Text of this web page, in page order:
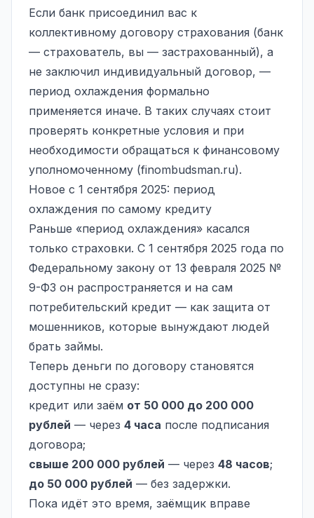
Если банк присоединил вас к
коллективному договору страхования (банк
— страхователь, вы — застрахованный), а
не заключил индивидуальный договор, —
период охлаждения формально
применяется иначе. В таких случаях стоит
проверять конкретные условия и при
необходимости обращаться к финансовому
уполномоченному (finombudsman.ru).
Новое с 1 сентября 2025: период
охлаждения по самому кредиту
Раньше «период охлаждения» касался
только страховки. С 1 сентября 2025 года по
Федеральному закону от 13 февраля 2025 №
9-ФЗ он распространяется и на сам
потребительский кредит — как защита от
мошенников, которые вынуждают людей
брать займы.
Теперь деньги по договору становятся
доступны не сразу:
кредит или заём от 50 000 до 200 000
рублей — через 4 часа после подписания
договора;
свыше 200 000 рублей — через 48 часов;
до 50 000 рублей — без задержки.
Пока идёт это время, заёмщик вправе